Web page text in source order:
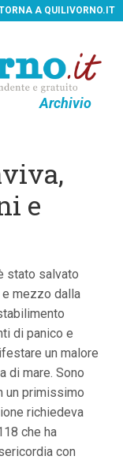
Archivio
A QUILIVORNO.IT
e
stato salvato
mezzo dalla
di panico e
un malore
di mare. Sono
un primissimo
richiedeva
che ha
con